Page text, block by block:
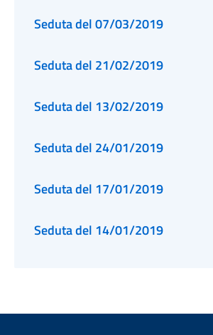
Seduta del 07/03/2019
Seduta del 21/02/2019
Seduta del 13/02/2019
Seduta del 24/01/2019
Seduta del 17/01/2019
Seduta del 14/01/2019